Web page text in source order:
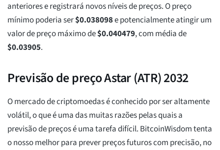
anteriores e registrará novos níveis de preços. O preço
mínimo poderia ser$0.038098e potencialmente atingir um
valor de preço máximo de$0.040479, com média de
$0.03905.
Previsão de preço Astar (ATR) 2032
O mercado de criptomoedas é conhecido por ser altamente
volátil, o que é uma das muitas razões pelas quais a
previsão de preços é uma tarefa difícil. BitcoinWisdom tenta
o nosso melhor para prever preços futuros com precisão, no